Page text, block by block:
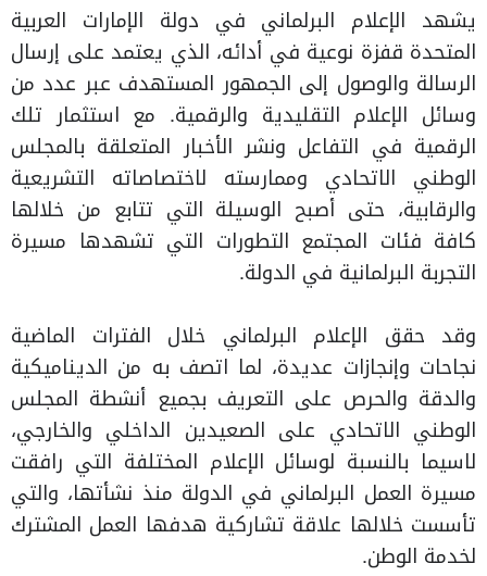
يشهد الإعلام البرلماني في دولة الإمارات العربية
المتحدة قفزة نوعية في أدائه، الذي يعتمد على إرسال
الرسالة والوصول إلى الجمهور المستهدف عبر عدد من
وسائل الإعلام التقليدية والرقمية. مع استثمار تلك
الرقمية في التفاعل ونشر الأخبار المتعلقة بالمجلس
الوطني الاتحادي وممارسته لاختصاصاته التشريعية
والرقابية، حتى أصبح الوسيلة التي تتابع من خلالها
كافة فئات المجتمع التطورات التي تشهدها مسيرة
التجربة البرلمانية في الدولة.
وقد حقق الإعلام البرلماني خلال الفترات الماضية
نجاحات وإنجازات عديدة، لما اتصف به من الديناميكية
والدقة والحرص على التعريف بجميع أنشطة المجلس
الوطني الاتحادي على الصعيدين الداخلي والخارجي،
لاسيما بالنسبة لوسائل الإعلام المختلفة التي رافقت
مسيرة العمل البرلماني في الدولة منذ نشأتها، والتي
تأسست خلالها علاقة تشاركية هدفها العمل المشترك
لخدمة الوطن.